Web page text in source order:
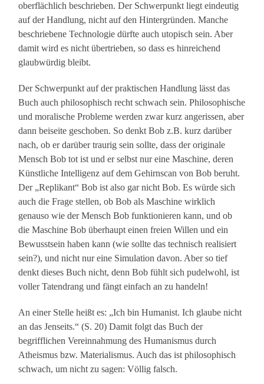
oberflächlich beschrieben. Der Schwerpunkt liegt eindeutig
auf der Handlung, nicht auf den Hintergründen. Manche
beschriebene Technologie dürfte auch utopisch sein. Aber
damit wird es nicht übertrieben, so dass es hinreichend
glaubwürdig bleibt.
Der Schwerpunkt auf der praktischen Handlung lässt das
Buch auch philosophisch recht schwach sein. Philosophische
und moralische Probleme werden zwar kurz angerissen, aber
dann beiseite geschoben. So denkt Bob z.B. kurz darüber
nach, ob er darüber traurig sein sollte, dass der originale
Mensch Bob tot ist und er selbst nur eine Maschine, deren
Künstliche Intelligenz auf dem Gehirnscan von Bob beruht.
Der „Replikant“ Bob ist also gar nicht Bob. Es würde sich
auch die Frage stellen, ob Bob als Maschine wirklich
genauso wie der Mensch Bob funktionieren kann, und ob
die Maschine Bob überhaupt einen freien Willen und ein
Bewusstsein haben kann (wie sollte das technisch realisiert
sein?), und nicht nur eine Simulation davon. Aber so tief
denkt dieses Buch nicht, denn Bob fühlt sich pudelwohl, ist
voller Tatendrang und fängt einfach an zu handeln!
An einer Stelle heißt es: „Ich bin Humanist. Ich glaube nicht
an das Jenseits.“ (S. 20) Damit folgt das Buch der
begrifflichen Vereinnahmung des Humanismus durch
Atheismus bzw. Materialismus. Auch das ist philosophisch
schwach, um nicht zu sagen: Völlig falsch.